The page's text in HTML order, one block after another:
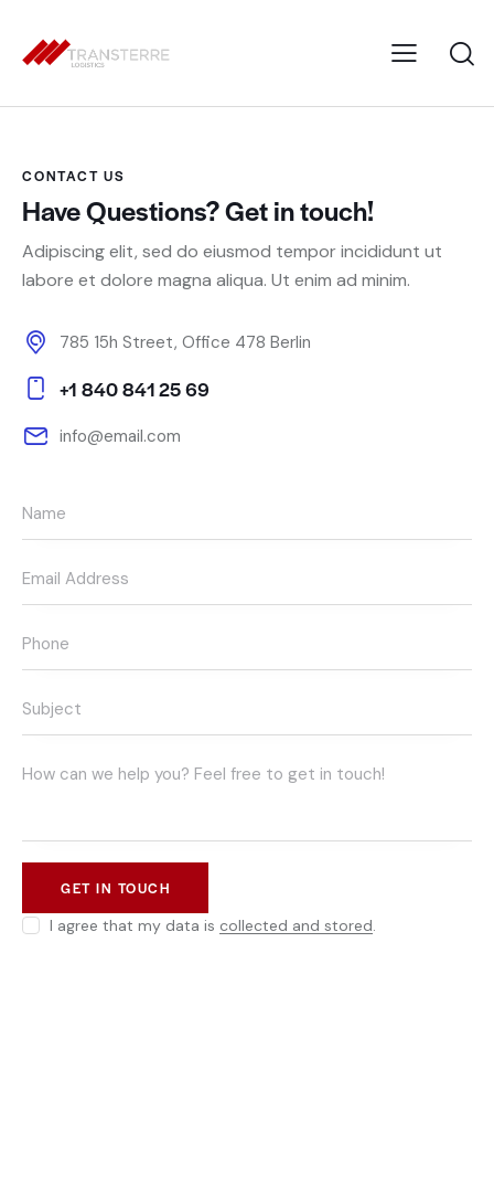
CONTACT US
Have Questions? Get in touch!
Adipiscing elit, sed do eiusmod tempor incididunt ut
labore et dolore magna aliqua. Ut enim ad minim.
785 15h Street, Office 478 Berlin
+1 840 841 25 69
info@email.com
I agree that my data is collected and stored.